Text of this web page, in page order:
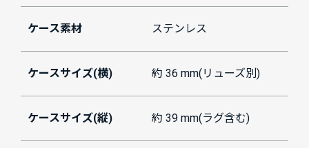
ケース素材 ステンレス
ケースサイズ(横) 約 36 mm(リューズ別)
ケースサイズ(縦) 約 39 mm(ラグ含む)